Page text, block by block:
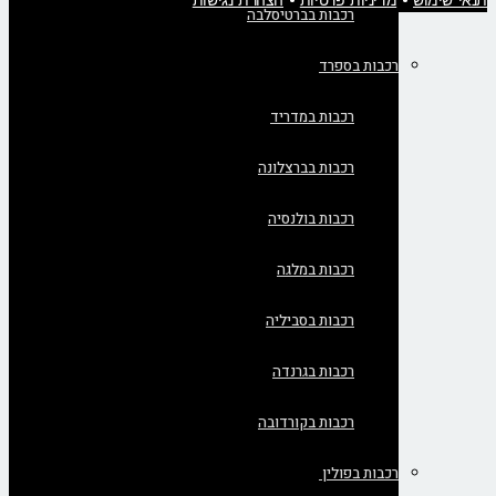
רכבות בברטיסלבה
רכבות בספרד
רכבות במדריד
רכבות בברצלונה
רכבות בולנסיה
רכבות במלגה
רכבות בסביליה
רכבות בגרנדה
רכבות בקורדובה
רכבות בפולין